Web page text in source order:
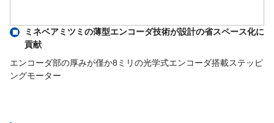
ミネベアミツミの薄型エンコーダ技術が設計の省スペース化に
貢献
エンコーダ部の厚みが僅か8ミリの光学式エンコーダ搭載ステッピ
ングモーター